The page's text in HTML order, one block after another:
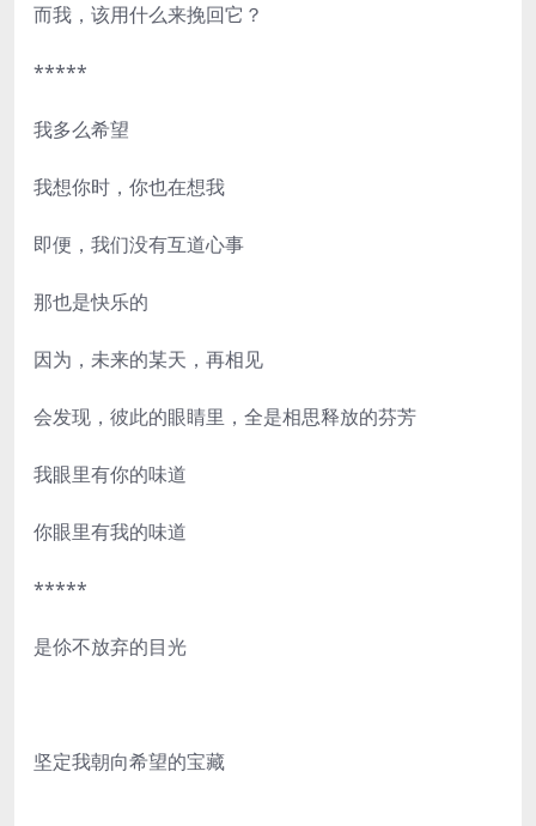
而我，该用什么来挽回它？
*****
我多么希望
我想你时，你也在想我
即便，我们没有互道心事
那也是快乐的
因为，未来的某天，再相见
会发现，彼此的眼睛里，全是相思释放的芬芳
我眼里有你的味道
你眼里有我的味道
*****
是伱不放弃的目光
坚定我朝向希望的宝藏